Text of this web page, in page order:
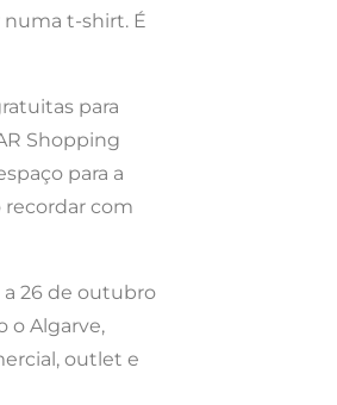
t-shirt. É
para
Shopping
para a
recordar com
a 26 de outubro
o Algarve,
outlet e